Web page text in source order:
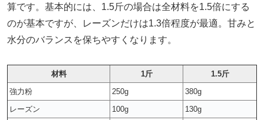
算です。基本的には、1.5斤の場合は全材料を1.5倍にする
のが基本ですが、レーズンだけは1.3倍程度が最適。甘みと
水分のバランスを保ちやすくなります。
材料 1斤
1.5斤
強力粉
250g
380g
レーズン
100g
130g